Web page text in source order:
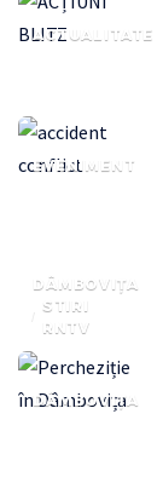
ACTUALITATE
EVENIMENT
DÂMBOVIȚA
STIRI
RNTV
DÂMBOVIȚA